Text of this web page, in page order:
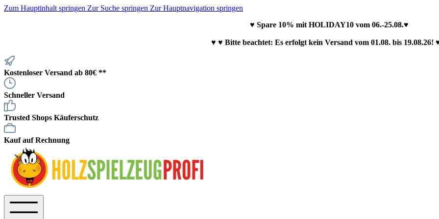
Zum Hauptinhalt springen Zur Suche springen Zur Hauptnavigation springen
♥ Spare 10% mit HOLIDAY10 vom 06.-25.08.♥
♥ ♥ Bitte beachtet: Es erfolgt kein Versand vom 01.08. bis 19.08.26!
Kostenloser Versand ab 80€ **
Schneller Versand
Trusted Shops Käuferschutz
Kauf auf Rechnung